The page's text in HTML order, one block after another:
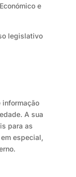
e
legislativo
A sua
para as
especial,